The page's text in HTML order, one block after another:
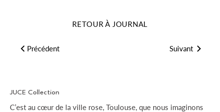
RETOUR À JOURNAL
Précédent Suivant
JUCE Collection
C’est au cœur de la ville rose, Toulouse, que nous imaginons